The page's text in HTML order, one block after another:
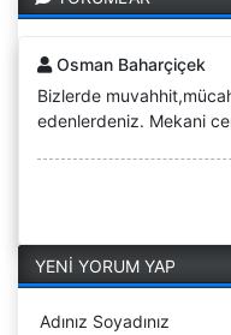
Osman Baharçiçek
Bizlerde
edenlerdeniz. Mekani
YENİ YORUM YAP
Adınız Soyadınız